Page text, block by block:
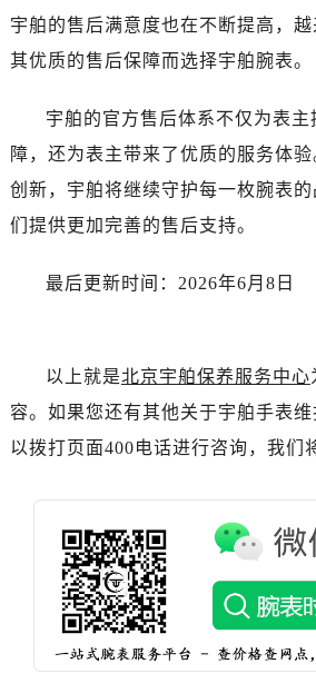
宇舶的售后满意度也在不断提高，
其优质的售后保障而选择宇舶腕表。
宇舶的官方售后体系不仅为表
障，还为表主带来了优质的服务体
创新，宇舶将继续守护每一枚腕表
们提供更加完善的售后支持。
最后更新时间：2026年6月8日
以上就是北京宇舶保养服务中心
容。如果您还有其他关于宇舶手表
以拨打页面400电话进行咨询，我们